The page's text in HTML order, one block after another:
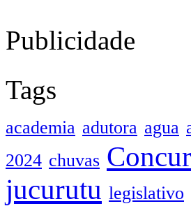
Publicidade
Tags
academia adutora agua
2024 chuvas
jucurutu legislativo